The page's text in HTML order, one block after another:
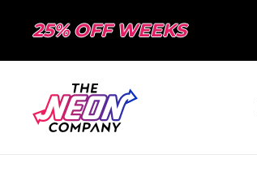
25% OFF WEEKS